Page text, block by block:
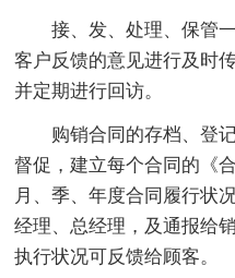
接、发、处理、保管
客户反馈的意见进行及时
并定期进行回访。
购销合同的存档、登
督促，建立每个合同的《
月、季、年度合同履行状
经理、总经理，及通报给
执行状况可反馈给顾客。